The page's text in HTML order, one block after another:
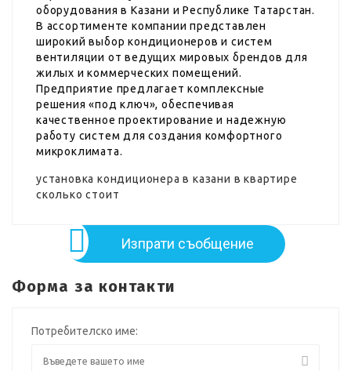
оборудования в Казани и Республике Татарстан.
В ассортименте компании представлен
широкий выбор кондиционеров и систем
вентиляции от ведущих мировых брендов для
жилых и коммерческих помещений.
Предприятие предлагает комплексные
решения «под ключ», обеспечивая
качественное проектирование и надежную
работу систем для создания комфортного
микроклимата.
установка кондиционера в казани в квартире
сколько стоит
Изпрати съобщение
Форма за контакти
Потребителско име: